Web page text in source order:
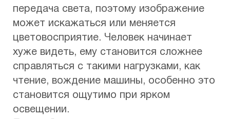
передача света, поэтому изображение
может искажаться или меняется
цветовосприятие. Человек начинает
хуже видеть, ему становится сложнее
справляться с такими нагрузками, как
чтение, вождение машины, особенно это
становится ощутимо при ярком
освещении.